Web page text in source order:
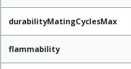
durabilityMatingCyclesMax
flammability